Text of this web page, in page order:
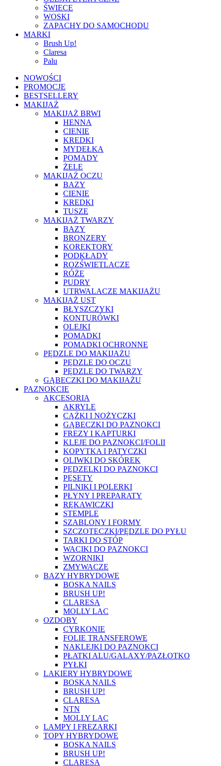
ŚWIECE
WOSKI
ZAPACHY DO SAMOCHODU
MARKI
Brush Up!
Claresa
Palu
NOWOŚCI
PROMOCJE
BESTSELLERY
MAKIJAŻ
MAKIJAŻ BRWI
HENNA
CIENIE
KREDKI
MYDEŁKA
POMADY
ŻELE
MAKIJAŻ OCZU
BAZY
CIENIE
KREDKI
TUSZE
MAKIJAŻ TWARZY
BAZY
BRONZERY
KOREKTORY
PODKŁADY
ROZŚWIETLACZE
RÓŻE
PUDRY
UTRWALACZE MAKIJAŻU
MAKIJAŻ UST
BŁYSZCZYKI
KONTURÓWKI
OLEJKI
POMADKI
POMADKI OCHRONNE
PĘDZLE DO MAKIJAŻU
PĘDZLE DO OCZU
PĘDZLE DO TWARZY
GĄBECZKI DO MAKIJAŻU
PAZNOKCIE
AKCESORIA
AKRYLE
CĄŻKI I NOŻYCZKI
GĄBECZKI DO PAZNOKCI
FREZY I KAPTURKI
KLEJE DO PAZNOKCI/FOLII
KOPYTKA I PATYCZKI
OLIWKI DO SKÓREK
PĘDZELKI DO PAZNOKCI
PĘSETY
PILNIKI I POLERKI
PŁYNY I PREPARATY
RĘKAWICZKI
STEMPLE
SZABLONY I FORMY
SZCZOTECZKI/PĘDZLE DO PYŁU
TARKI DO STÓP
WACIKI DO PAZNOKCI
WZORNIKI
ZMYWACZE
BAZY HYBRYDOWE
BOSKA NAILS
BRUSH UP!
CLARESA
MOLLY LAC
OZDOBY
CYRKONIE
FOLIE TRANSFEROWE
NAKLEJKI DO PAZNOKCI
PŁATKI ALU/GALAXY/PAZŁOTKO
PYŁKI
LAKIERY HYBRYDOWE
BOSKA NAILS
BRUSH UP!
CLARESA
NTN
MOLLY LAC
LAMPY I FREZARKI
TOPY HYBRYDOWE
BOSKA NAILS
BRUSH UP!
CLARESA